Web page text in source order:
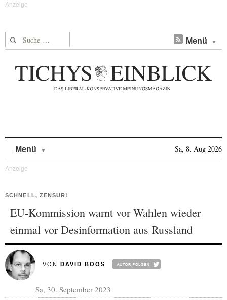
Suche nach: Menü
Menü Sa, 8. Aug 2026
SCHNELL, ZENSUR!
EU-Kommission warnt vor Wahlen wieder
einmal vor Desinformation aus Russland
VON DAVID BOOS
Sa, 30. September 2023